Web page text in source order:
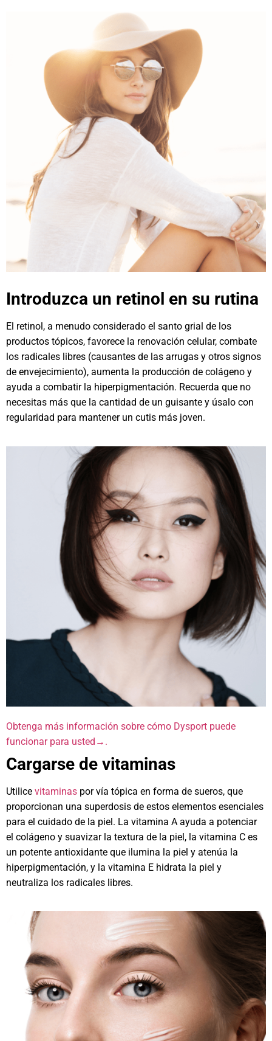
Introduzca un retinol en su rutina
El retinol, a menudo considerado el santo grial de los
productos tópicos, favorece la renovación celular, combate
los radicales libres (causantes de las arrugas y otros signos
de envejecimiento), aumenta la producción de colágeno y
ayuda a combatir la hiperpigmentación. Recuerda que no
necesitas más que la cantidad de un guisante y úsalo con
regularidad para mantener un cutis más joven.
Obtenga más información sobre cómo Dysport puede
funcionar para usted→.
Cargarse de vitaminas
Utilice vitaminas por vía tópica en forma de sueros, que
proporcionan una superdosis de estos elementos esenciales
para el cuidado de la piel. La vitamina A ayuda a potenciar
el colágeno y suavizar la textura de la piel, la vitamina C es
un potente antioxidante que ilumina la piel y atenúa la
hiperpigmentación, y la vitamina E hidrata la piel y
neutraliza los radicales libres.